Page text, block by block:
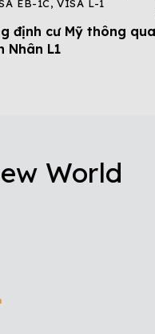
EB-1C,VISA L-1
định cư Mỹ thông qua
Nhân L1